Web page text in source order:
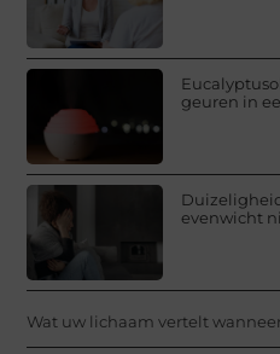
geuren in
evenwicht
Wat uw lichaam vertelt